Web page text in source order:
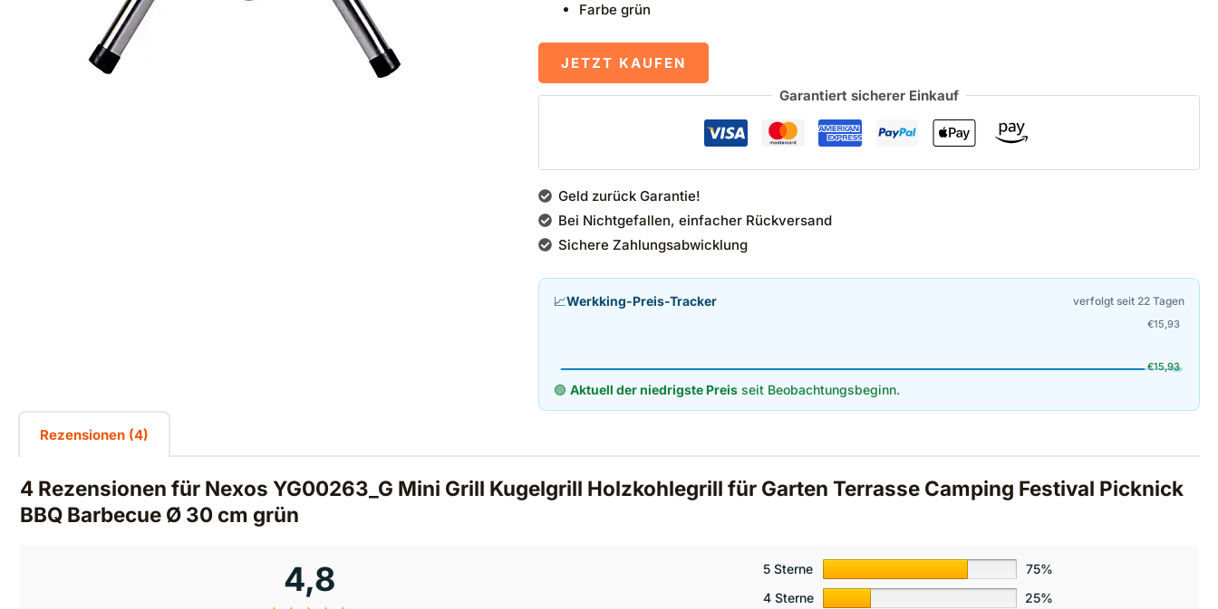
Farbe grün
JETZT KAUFEN
Garantiert sicherer Einkauf
Geld zurück Garantie!
Bei Nichtgefallen, einfacher Rückversand
Sichere Zahlungsabwicklung
📈Werkking-Preis-Tracker verfolgt seit 22 Tagen
€15,93
€15,93
🟢 Aktuell der niedrigste Preisseit Beobachtungsbeginn.
Rezensionen (4)
4 Rezensionen für Nexos YG00263_G Mini Grill Kugelgrill Holzkohlegrill für Garten Terrasse Camping Festival Picknick
BBQ Barbecue Ø 30 cm grün
4,8 5 Sterne
75%
4 Sterne
25%